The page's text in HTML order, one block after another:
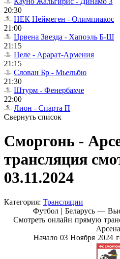
20:30
НЕК Неймеген - Олимпиакос
21:00
Црвена Звезда - Хапоэль Б-Ш
21:15
Целе - Арарат-Армения
21:15
Слован Бр - Мьельбю
21:30
Штурм - Фенербахче
22:00
Лион - Спарта П
Свернуть список
Сморгонь -
трансляция
03.11.2024
Категория: Трансляции
Футбол | Беларусь —
Смотреть онлайн прямую
Начало 03 Ноября 2024